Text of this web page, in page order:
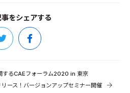
事をシェアする
するCAEフォーラム2020 in 東京
ス！バージョンアップセミナー開催